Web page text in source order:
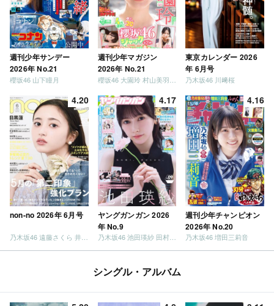
週刊少年サンデー
2026年 No.21
櫻坂46 山下瞳月
週刊少年マガジン
2026年 No.21
東京カレンダー 2026
年 6月号
乃木坂46 川﨑桜
4.20
non-no 2026年 6月号
乃木坂46 遠藤さくら 井上和 / 日向坂46 小坂菜緒
4.17
ヤングガンガン 2026
年 No.9
乃木坂46 池田瑛紗 田村真佑
4.16
週刊少年チャンピオン
2026年 No.20
乃木坂46 増田三莉音
シングル・アルバム